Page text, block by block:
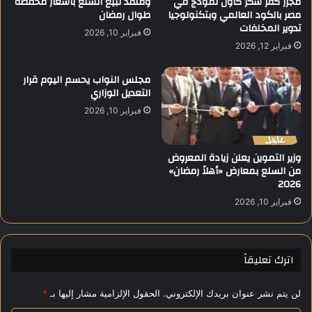
م
ن
ه
و
س
ل
ا
ه
م
ص
ر
ف
0
0
أ
ل
ج
ن
ي
ه
ل
س
ا
ي
مصر بالكود العالمي وبتكنولوجيا
تدوير المخلفات
فبراير 12, 2026
طوال رمضان
فبراير 10, 2026
وزير التموين يعلن زيادة المعروض
من السلع بمعارض «أهلاً رمضان»
2026
فبراير 10, 2026
مجلس النواب يحسم اليوم قرار
التعديل الوزاري
فبراير 10, 2026
اترك تعليقاً
لن يتم نشر عنوان بريدك الإلكتروني. الحقول الإلزامية مشار إليها بـ *